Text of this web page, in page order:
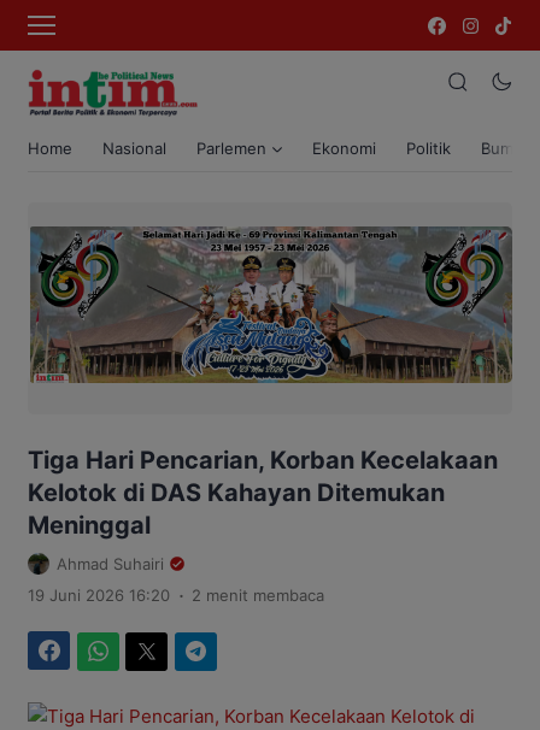
Home Nasional Parlemen Ekonomi Politik Bumi
Tiga Hari Pencarian, Korban Kecelakaan
Kelotok di DAS Kahayan Ditemukan
Meninggal
Ahmad Suhairi
19 Juni 2026 16:20 . 2 menit membaca